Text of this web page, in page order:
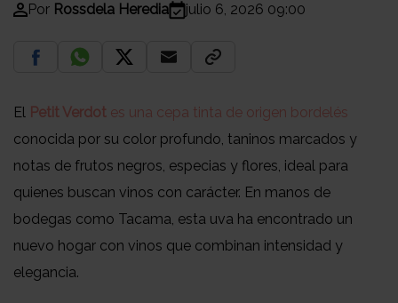
Por Rossdela Heredia julio 6, 2026 09:00
El Petit Verdot es una cepa tinta de origen bordelés
conocida por su color profundo, taninos marcados y
notas de frutos negros, especias y flores, ideal para
quienes buscan vinos con carácter. En manos de
bodegas como Tacama, esta uva ha encontrado un
nuevo hogar con vinos que combinan intensidad y
elegancia.